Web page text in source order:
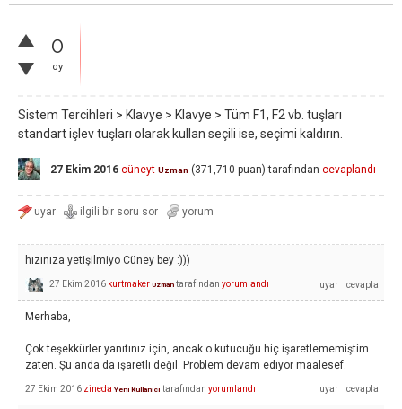
0
oy
Sistem Tercihleri > Klavye > Klavye > Tüm F1, F2 vb. tuşları
standart işlev tuşları olarak kullan seçili ise, seçimi kaldırın.
27 Ekim 2016 cüneyt Uzman (371,710 puan) tarafından cevaplandı
hızınıza yetişilmiyo Cüney bey :)))
27 Ekim 2016 kurtmaker Uzman tarafından yorumlandı
Merhaba,
Çok teşekkürler yanıtınız için, ancak o kutucuğu hiç işaretlememiştim
zaten. Şu anda da işaretli değil. Problem devam ediyor maalesef.
27 Ekim 2016 zineda Yeni Kullanıcı tarafından yorumlandı